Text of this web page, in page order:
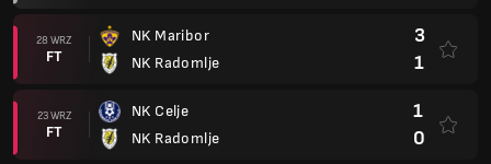
28 WRZ
FT
NK Maribor
NK Radomlje
3
1
23 WRZ
FT
NK Celje
NK Radomlje
1
0